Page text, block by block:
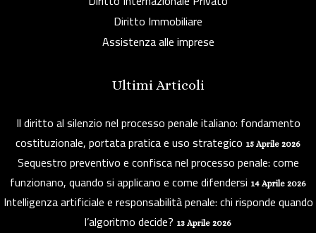
Diritto Immobiliare
Assistenza alle imprese
Ultimi Articoli
Il diritto al silenzio nel processo penale italiano: fondamento
costituzionale, portata pratica e uso strategico 15 Aprile 2026
Sequestro preventivo e confisca nel processo penale: come
funzionano, quando si applicano e come difendersi 14 Aprile 2026
Intelligenza artificiale e responsabilità penale: chi risponde quando
l’algoritmo decide? 13 Aprile 2026